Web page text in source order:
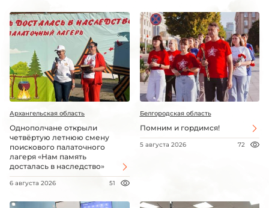
Архангельская область
Однополчане открыли
четвёртую летнюю смену
поискового палаточного
лагеря «Нам память
досталась в наследство»
6 августа 2026 51
Белгородская область
Помним и гордимся!
5 августа 2026 72